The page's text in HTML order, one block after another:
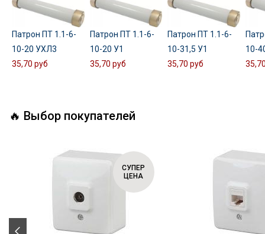
Патрон ПТ 1.1-6-
10-20 УХЛ3
35,70 руб
Патрон ПТ 1.1-6-
10-20 У1
35,70 руб
Патрон ПТ 1.1-6-
10-31,5 У1
35,70 руб
10-
🔥 Выбор покупателей
СУПЕР
ЦЕНА